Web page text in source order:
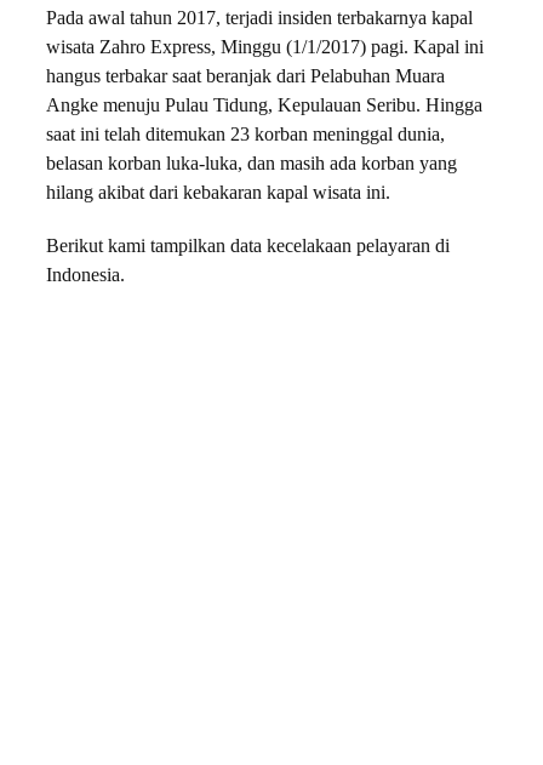
Pada awal tahun 2017, terjadi insiden terbakarnya kapal
wisata Zahro Express, Minggu (1/1/2017) pagi. Kapal ini
hangus terbakar saat beranjak dari Pelabuhan Muara
Angke menuju Pulau Tidung, Kepulauan Seribu. Hingga
saat ini telah ditemukan 23 korban meninggal dunia,
belasan korban luka-luka, dan masih ada korban yang
hilang akibat dari kebakaran kapal wisata ini.
Berikut kami tampilkan data kecelakaan pelayaran di
Indonesia.